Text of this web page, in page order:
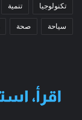
تكنولوجيا تنمية
سياحة صحة